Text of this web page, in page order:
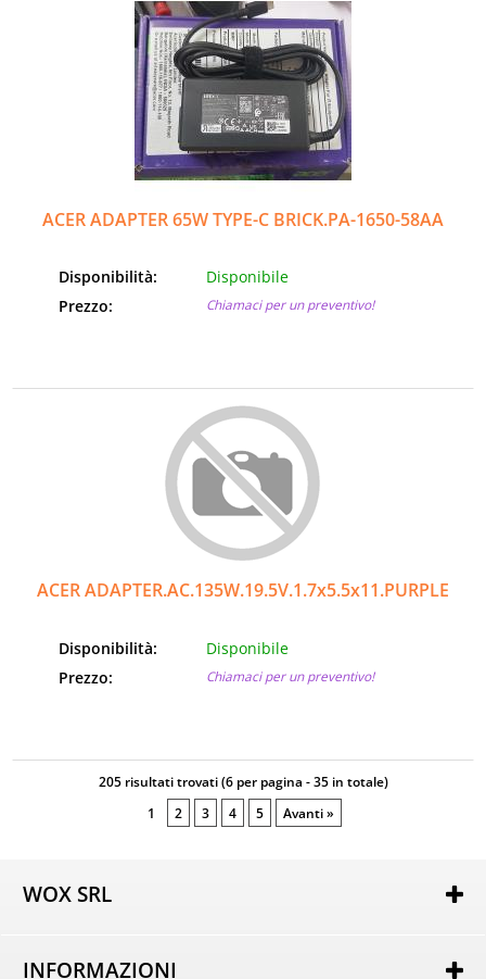
ACER ADAPTER 65W TYPE-C BRICK.PA-1650-58AA
Disponibilità:
Disponibile
Prezzo:
Chiamaci per un preventivo!
ACER ADAPTER.AC.135W.19.5V.1.7x5.5x11.PURPLE
Disponibilità:
Disponibile
Prezzo:
Chiamaci per un preventivo!
205 risultati trovati (6 per pagina - 35 in totale)
1
2 3 4 5 Avanti »
WOX SRL
COE SM21075
INFORMAZIONI